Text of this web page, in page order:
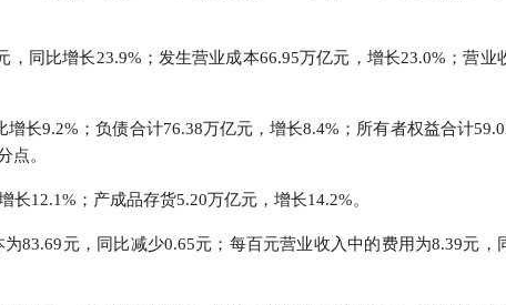
同比增长23.9%；发生营业成本66.95万亿元，增长23.0%；营业
长9.2%；负债合计76.38万亿元，增长8.4%；所有者权益合计
点。
12.1%；产成品存货5.20万亿元，增长14.2%。
83.69元，同比减少0.65元；每百元营业收入中的费用为8.39元，